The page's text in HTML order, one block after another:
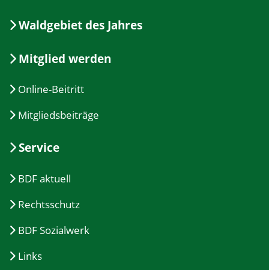
Waldgebiet des Jahres
Mitglied werden
Online-Beitritt
Mitgliedsbeiträge
Service
BDF aktuell
Rechtsschutz
BDF Sozialwerk
Links